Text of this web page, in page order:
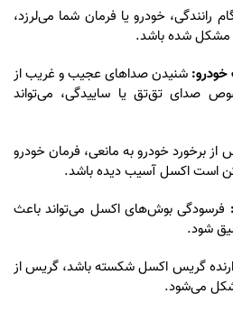
رانندگی، خودرو یا فرمان شما می‌لرزد،
مشکل شده باشد.
شنیدن صداهای عجیب و غریب از
صدای تق‌تق یا ساییدگی، می‌تواند
از برخورد خودرو به مانعی، فرمان خودرو
است اکسل آسیب دیده باشد.
فرسودگی بوش‌های اکسل می‌تواند باعث
شود.
گریس اکسل شکسته باشد، گریس از
می‌شود.